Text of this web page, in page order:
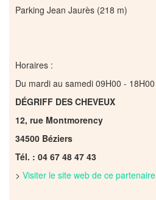
Parking Jean Jaurès (218 m)
Horaires :
Du mardi au samedi 09H00 - 18H00
DÉGRIFF DES CHEVEUX
12, rue Montmorency
34500 Béziers
Tél. : 04 67 48 47 43
> Visiter le site web de ce partenaire